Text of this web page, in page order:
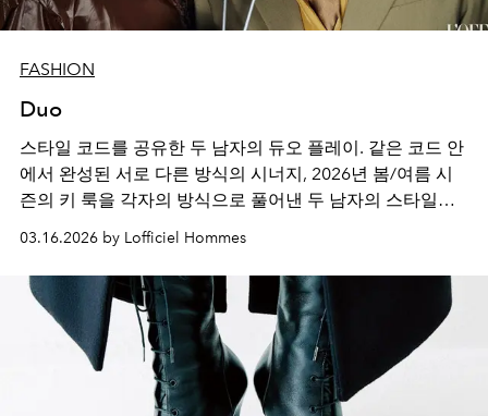
FASHION
Duo
스타일 코드를 공유한 두 남자의 듀오 플레이. 같은 코드 안
에서 완성된 서로 다른 방식의 시너지, 2026년 봄/여름 시
즌의 키 룩을 각자의 방식으로 풀어낸 두 남자의 스타일을
만나보세요.
03.16.2026 by Lofficiel Hommes